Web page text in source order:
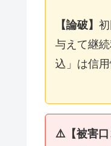
【論破】
与えて継
込」は信
⚠️【被害口